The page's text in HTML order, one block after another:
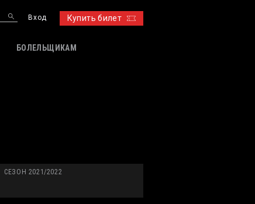
Купить билет
Вход
БОЛЕЛЬЩИКАМ
СЕЗОН 2021/2022